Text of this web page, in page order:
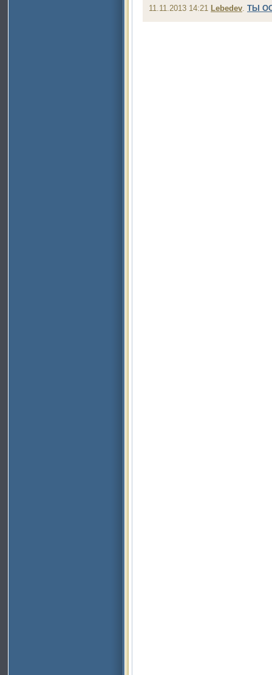
11.11.2013 14:21 Lebedev. ТЫ